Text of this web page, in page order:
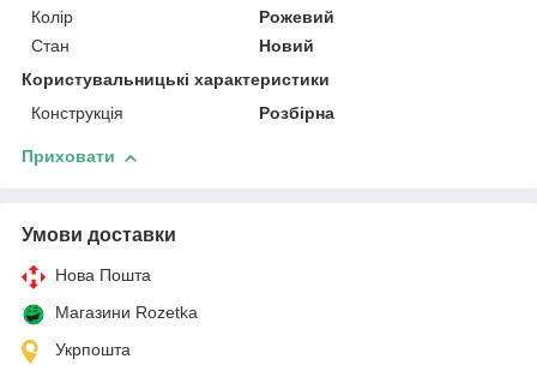
Колір
Рожевий
Стан
Новий
Користувальницькі характеристики
Конструкція
Розбірна
Приховати
Умови доставки
Нова Пошта
Магазини Rozetka
Укрпошта